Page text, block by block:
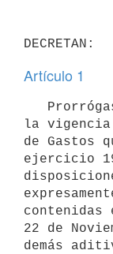
DECRETAN:
Artículo 1
la vigencia
de Gastos
ejercicio
contenidas
22 de
demás